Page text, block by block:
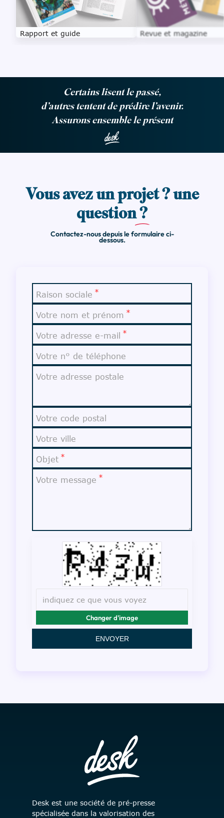
Rapport et guide Revue et magazine
Certains lisent le passé,
d’autres tentent de prédire l’avenir.
Assurons ensemble le présent
Vous avez un projet ? une
question?
Contactez-nous depuis le formulaire ci-
dessous.
Raison sociale
Votre nom et prénom
Votre adresse e-mail
Votre n° de téléphone
Votre adresse postale
Votre code postal
Votre ville
Objet
Votre message
Changer d'image
ENVOYER
Desk est une société de pré-presse
spécialisée dans la valorisation des